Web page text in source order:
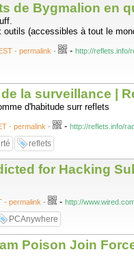
de Bygmalion en
(accessibles à tout le
- permalink - - http://reflets.info/
la surveillance |
d'habitude surr reflets
- permalink - - http://reflets.info/
reflets
for Hacking
- permalink - - http://
PCAnywhere
Poison Join